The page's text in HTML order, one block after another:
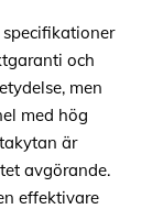
och
men
med hög
är
avgörande.
effektivare